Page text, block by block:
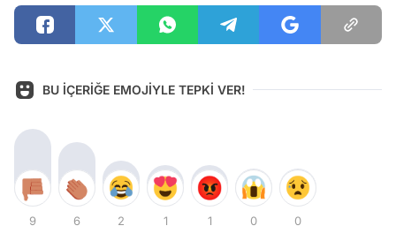
BU İÇERİĞE EMOJİYLE TEPKİ VER!
9 6 2 1 1 0 0